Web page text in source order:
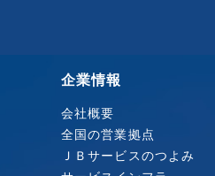
企業情報
会社概要
全国の営業拠点
ＪＢサービスのつよみ